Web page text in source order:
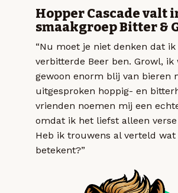
Hopper Cascade valt
smaakgroep Bitter &
“Nu moet je niet denken dat ik
verbitterde Beer ben. Growl, ik
gewoon enorm blij van bieren
uitgesproken hoppig- en
vrienden noemen mij een
omdat ik het liefst alleen verse
Heb ik trouwens al verteld wat
betekent?”